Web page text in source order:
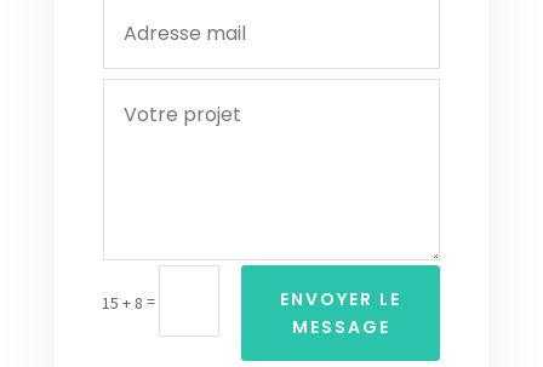
15 + 8 =
ENVOYER LE
MESSAGE